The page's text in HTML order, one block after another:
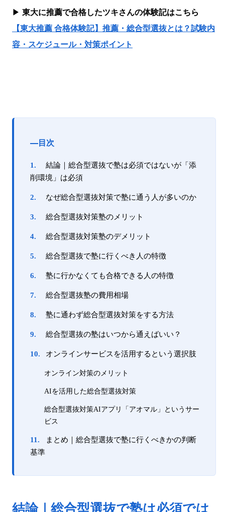
▶ 東大に推薦で合格したツキさんの体験記はこちら
【東大推薦 合格体験記】推薦・総合型選抜とは？試験内
容・スケジュール・対策ポイント
目次
結論｜総合型選抜で塾は必須ではないが「添
削環境」は必須
なぜ総合型選抜対策で塾に通う人が多いのか
総合型選抜対策塾のメリット
総合型選抜対策塾のデメリット
総合型選抜で塾に行くべき人の特徴
塾に行かなくても合格できる人の特徴
総合型選抜塾の費用相場
塾に通わず総合型選抜対策をする方法
総合型選抜の塾はいつから通えばいい？
オンラインサービスを活用するという選択肢
オンライン対策のメリット
AIを活用した総合型選抜対策
総合型選抜対策AIアプリ「アオマル」というサー
ビス
まとめ｜総合型選抜で塾に行くべきかの判断
基準
結論｜総合型選抜で塾は必須では